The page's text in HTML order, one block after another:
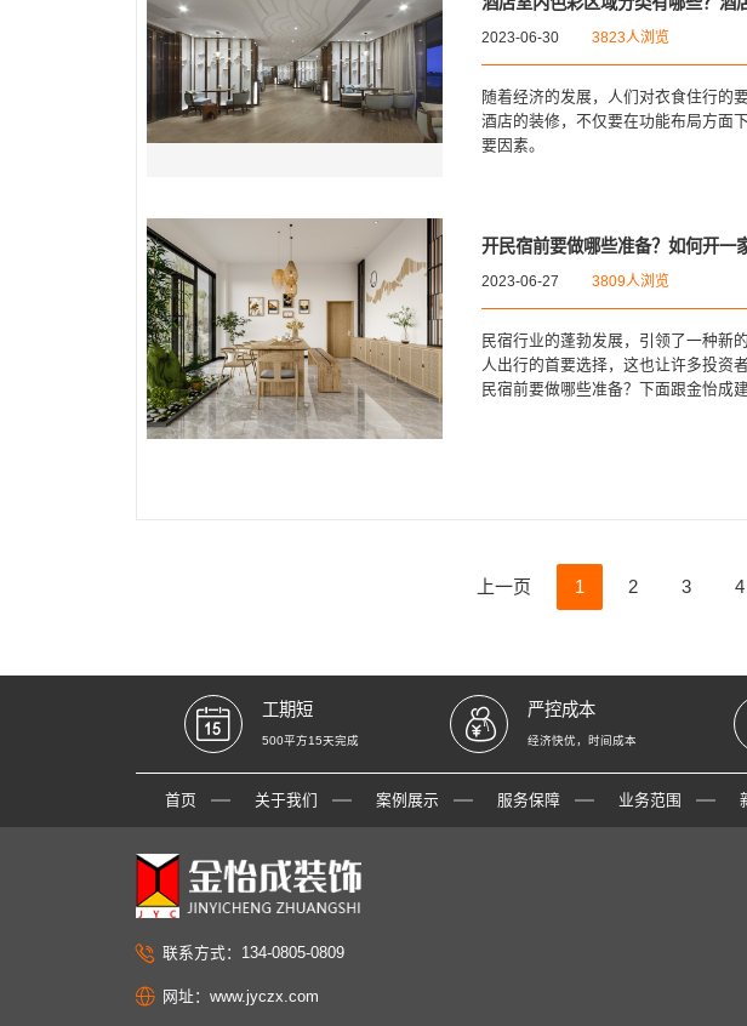
2023-06-30 3823人浏览
随着经济的发展，人们对衣食住行的
酒店的装修，不仅要在功能布局方面
要因素。
开民宿前要做哪些准备？如何开一
2023-06-27 3809人浏览
民宿行业的蓬勃发展，引领了一种新
人出行的首要选择，这也让许多投资
民宿前要做哪些准备？下面跟金怡成
上一页 1 2 3 4
工期短
500平方15天完成
严控成本
经济快优，时间成本
首页 关于我们 案例展示 服务保障 业务范围
联系方式：134-0805-0809
网址：www.jyczx.com